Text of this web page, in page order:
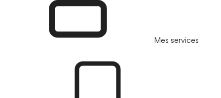
Mes services